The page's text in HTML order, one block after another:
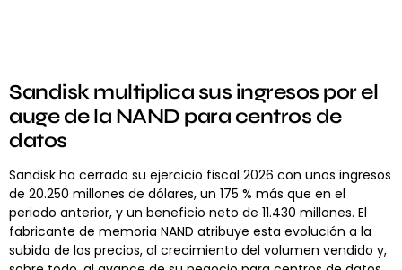
Sandisk multiplica sus ingresos por el
auge de la NAND para centros de
datos
Sandisk ha cerrado su ejercicio fiscal 2026 con unos ingresos
de 20.250 millones de dólares, un 175 % más que en el
periodo anterior, y un beneficio neto de 11.430 millones. El
fabricante de memoria NAND atribuye esta evolución a la
subida de los precios, al crecimiento del volumen vendido y,